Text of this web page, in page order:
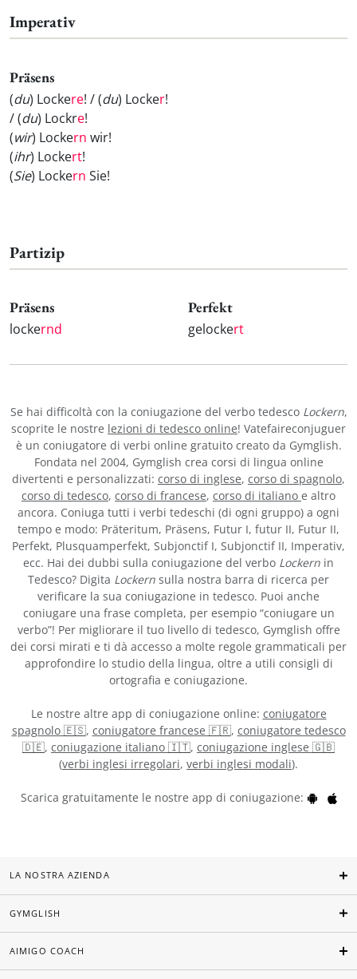
Imperativ
Präsens
(du) Lockere! / (du) Locker!
/ (du) Lockre!
(wir) Lockern wir!
(ihr) Lockert!
(Sie) Lockern Sie!
Partizip
Präsens
lockernd
Perfekt
gelockert
Se hai difficoltà con la coniugazione del verbo tedesco Lockern,
scoprite le nostre lezioni di tedesco online! Vatefaireconjuguer
è un coniugatore di verbi online gratuito creato da Gymglish.
Fondata nel 2004, Gymglish crea corsi di lingua online
divertenti e personalizzati: corso di inglese, corso di spagnolo,
corso di tedesco, corso di francese, corso di italiano e altro
ancora. Coniuga tutti i verbi tedeschi (di ogni gruppo) a ogni
tempo e modo: Präteritum, Präsens, Futur I, futur II, Futur II,
Perfekt, Plusquamperfekt, Subjonctif I, Subjonctif II, Imperativ,
ecc. Hai dei dubbi sulla coniugazione del verbo Lockern in
Tedesco? Digita Lockern sulla nostra barra di ricerca per
verificare la sua coniugazione in tedesco. Puoi anche
coniugare una frase completa, per esempio “coniugare un
verbo”! Per migliorare il tuo livello di tedesco, Gymglish offre
dei corsi mirati e ti dà accesso a molte regole grammaticali per
approfondire lo studio della lingua, oltre a utili consigli di
ortografia e coniugazione.
Le nostre altre app di coniugazione online: coniugatore
spagnolo 🇪🇸, coniugatore francese 🇫🇷, coniugatore tedesco
🇩🇪, coniugazione italiano 🇮🇹, coniugazione inglese 🇬🇧
(verbi inglesi irregolari, verbi inglesi modali).
Scarica gratuitamente le nostre app di coniugazione:
LA NOSTRA AZIENDA
GYMGLISH
AIMIGO COACH